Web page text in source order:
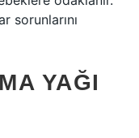
sorunlarını
YAĞI